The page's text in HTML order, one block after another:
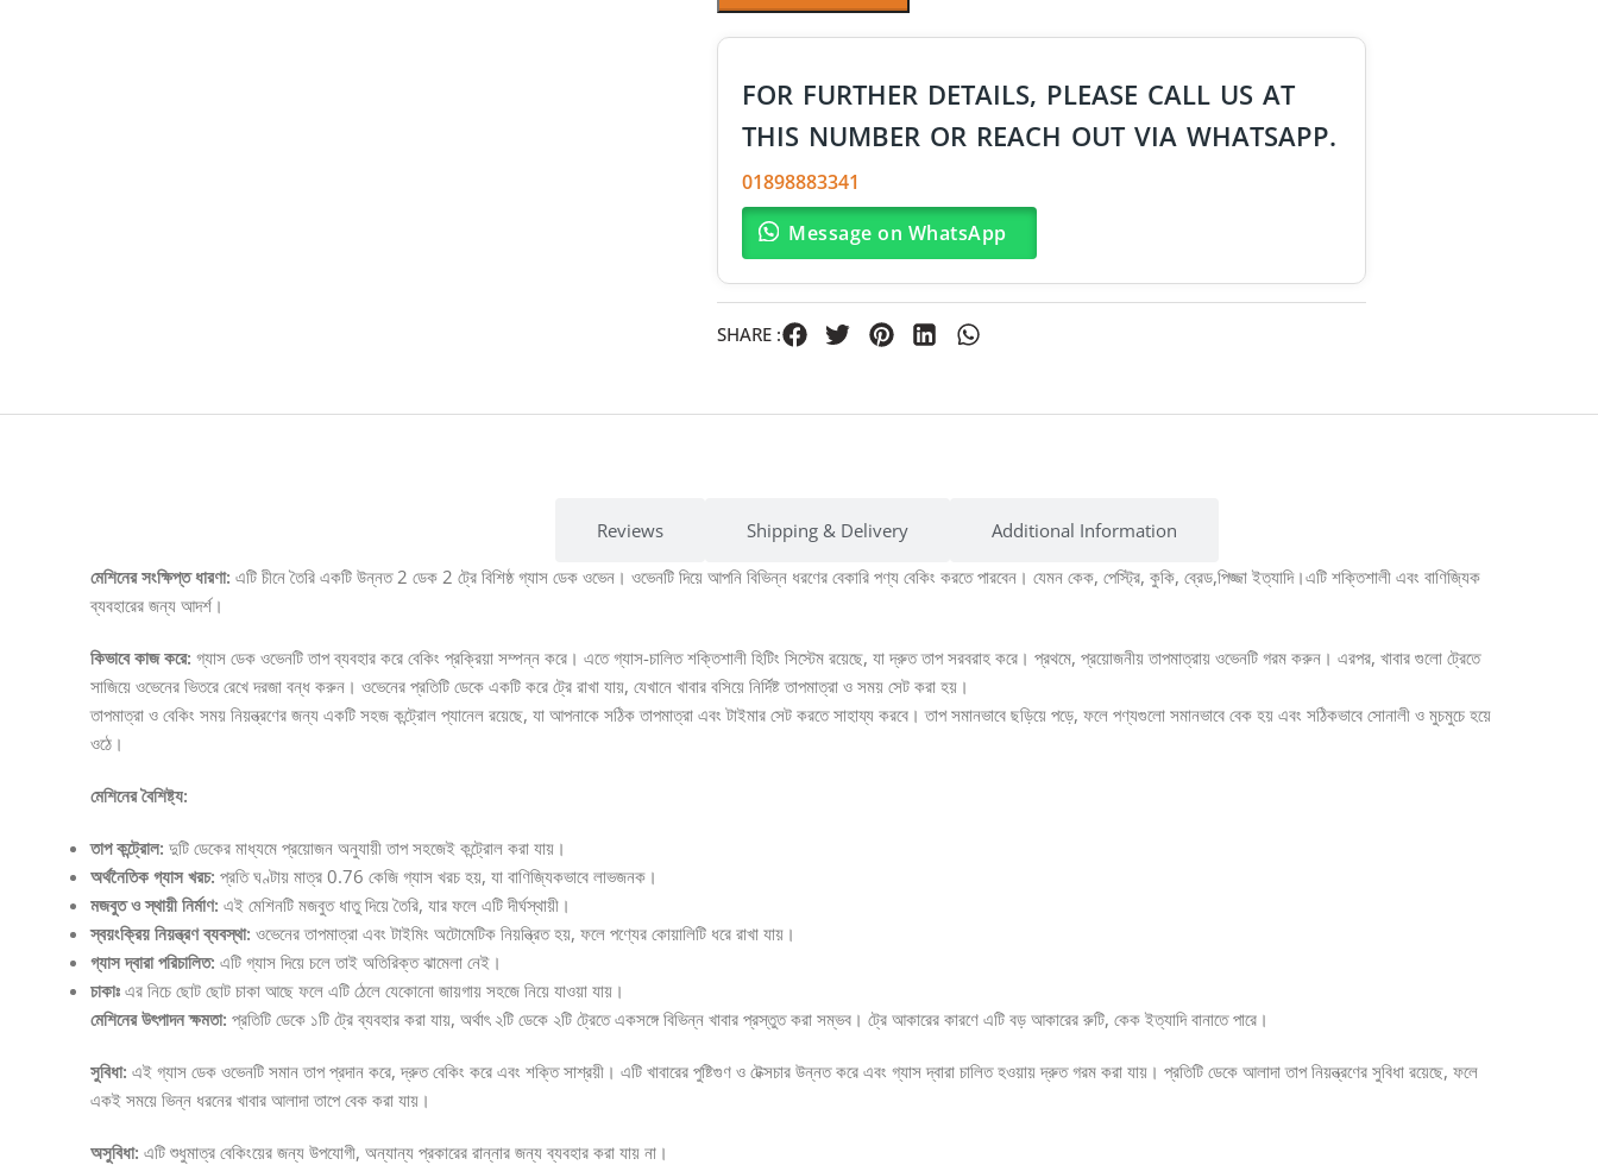
FOR FURTHER DETAILS, PLEASE CALL US AT
THIS NUMBER OR REACH OUT VIA WHATSAPP.
01898883341
Message on WhatsApp
SHARE :
Reviews Shipping & Delivery
Additional Information
মেশিনের সংক্ষিপ্ত ধারণা: এটি চীনে তৈরি একটি উন্নত 2 ডেক 2 ট্রে বিশিষ্ঠ গ্যাস ডেক ওভেন। ওভেনটি দিয়ে আপনি বিভিন্ন ধরণের বেকারি পণ্য বেকিং করতে পারবেন। যেমন কেক, পেস্ট্রি, কুকি, ব্রেড,পিজ্জা ইত্যাদি।এটি শক্তিশালী এবং বাণিজ্যিক
ব্যবহারের জন্য আদর্শ।
কিভাবে কাজ করে: গ্যাস ডেক ওভেনটি তাপ ব্যবহার করে বেকিং প্রক্রিয়া সম্পন্ন করে। এতে গ্যাস-চালিত শক্তিশালী হিটিং সিস্টেম রয়েছে, যা দ্রুত তাপ সরবরাহ করে। প্রথমে, প্রয়োজনীয় তাপমাত্রায় ওভেনটি গরম করুন। এরপর, খাবার গুলো ট্রেতে
সাজিয়ে ওভেনের ভিতরে রেখে দরজা বন্ধ করুন। ওভেনের প্রতিটি ডেকে একটি করে ট্রে রাখা যায়, যেখানে খাবার বসিয়ে নির্দিষ্ট তাপমাত্রা ও সময় সেট করা হয়।
তাপমাত্রা ও বেকিং সময় নিয়ন্ত্রণের জন্য একটি সহজ কন্ট্রোল প্যানেল রয়েছে, যা আপনাকে সঠিক তাপমাত্রা এবং টাইমার সেট করতে সাহায্য করবে। তাপ সমানভাবে ছড়িয়ে পড়ে, ফলে পণ্যগুলো সমানভাবে বেক হয় এবং সঠিকভাবে সোনালী ও মুচমুচে হয়ে
ওঠে।
মেশিনের বৈশিষ্ট্য:
তাপ কন্ট্রোল: দুটি ডেকের মাধ্যমে প্রয়োজন অনুযায়ী তাপ সহজেই কন্ট্রোল করা যায়।
অর্থনৈতিক গ্যাস খরচ: প্রতি ঘণ্টায় মাত্র 0.76 কেজি গ্যাস খরচ হয়, যা বাণিজ্যিকভাবে লাভজনক।
মজবুত ও স্থায়ী নির্মাণ: এই মেশিনটি মজবুত ধাতু দিয়ে তৈরি, যার ফলে এটি দীর্ঘস্থায়ী।
স্বয়ংক্রিয় নিয়ন্ত্রণ ব্যবস্থা: ওভেনের তাপমাত্রা এবং টাইমিং অটোমেটিক নিয়ন্ত্রিত হয়, ফলে পণ্যের কোয়ালিটি ধরে রাখা যায়।
গ্যাস দ্বারা পরিচালিত: এটি গ্যাস দিয়ে চলে তাই অতিরিক্ত ঝামেলা নেই।
চাকাঃএর নিচে ছোট ছোট চাকা আছে ফলে এটি ঠেলে যেকোনো জায়গায় সহজে নিয়ে যাওয়া যায়।
মেশিনের উৎপাদন ক্ষমতা: প্রতিটি ডেকে ১টি ট্রে ব্যবহার করা যায়, অর্থাৎ ২টি ডেকে ২টি ট্রেতে একসঙ্গে বিভিন্ন খাবার প্রস্তুত করা সম্ভব। ট্রে আকারের কারণে এটি বড় আকারের রুটি, কেক ইত্যাদি বানাতে পারে।
সুবিধা: এই গ্যাস ডেক ওভেনটি সমান তাপ প্রদান করে, দ্রুত বেকিং করে এবং শক্তি সাশ্রয়ী। এটি খাবারের পুষ্টিগুণ ও টেক্সচার উন্নত করে এবং গ্যাস দ্বারা চালিত হওয়ায় দ্রুত গরম করা যায়। প্রতিটি ডেকে আলাদা তাপ নিয়ন্ত্রণের সুবিধা রয়েছে, ফলে
একই সময়ে ভিন্ন ধরনের খাবার আলাদা তাপে বেক করা যায়।
অসুবিধা: এটি শুধুমাত্র বেকিংয়ের জন্য উপযোগী, অন্যান্য প্রকারের রান্নার জন্য ব্যবহার করা যায় না।